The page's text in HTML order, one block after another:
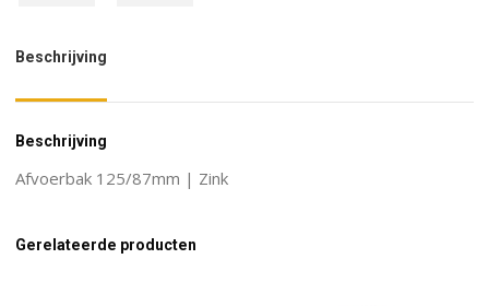
Beschrijving
Beschrijving
Afvoerbak 125/87mm | Zink
Gerelateerde producten